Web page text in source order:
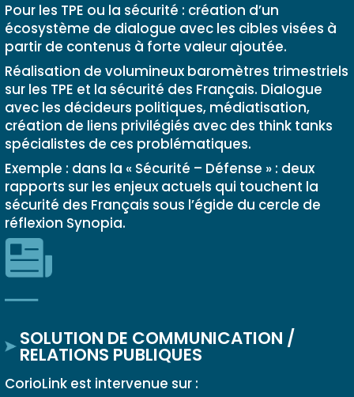
Pour les TPE ou la sécurité : création d’un
écosystème de dialogue avec les cibles visées à
partir de contenus à forte valeur ajoutée.
Réalisation de volumineux baromètres trimestriels
sur les TPE et la sécurité des Français. Dialogue
avec les décideurs politiques, médiatisation,
création de liens privilégiés avec des think tanks
spécialistes de ces problématiques.
Exemple : dans la « Sécurité – Défense » : deux
rapports sur les enjeux actuels qui touchent la
sécurité des Français sous l’égide du cercle de
réflexion Synopia.
SOLUTION DE COMMUNICATION /
RELATIONS PUBLIQUES
CorioLink est intervenue sur :